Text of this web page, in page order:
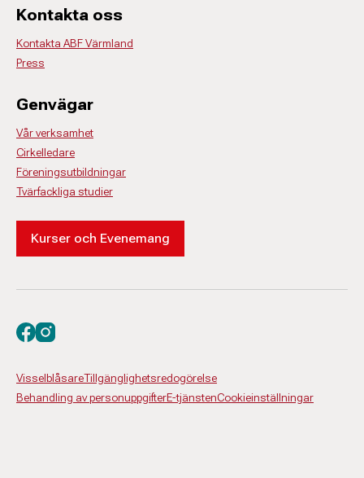
Kontakta oss
Kontakta ABF Värmland
Press
Genvägar
Vår verksamhet
Cirkelledare
Föreningsutbildningar
Tvärfackliga studier
Kurser och Evenemang
VisselblåsareTillgänglighetsredogörelse
Behandling av personuppgifterE-tjänstenCookieinställningar
Besök oss på facebook
Besök oss på instagram